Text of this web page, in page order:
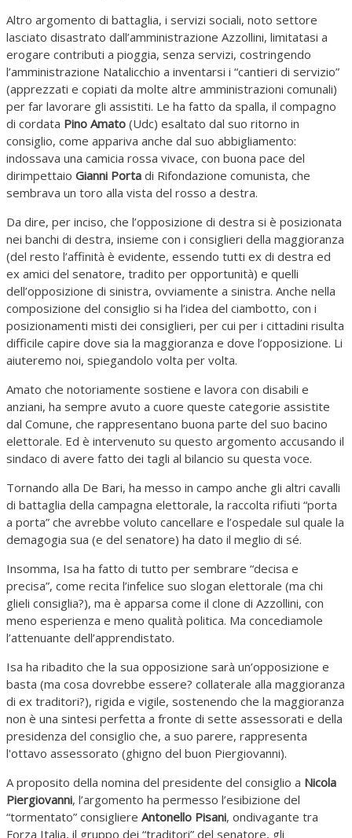
Altro argomento di battaglia, i servizi sociali, noto settore
lasciato disastrato dall’amministrazione Azzollini, limitatasi a
erogare contributi a pioggia, senza servizi, costringendo
l’amministrazione Natalicchio a inventarsi i “cantieri di servizio”
(apprezzati e copiati da molte altre amministrazioni comunali)
per far lavorare gli assistiti. Le ha fatto da spalla, il compagno
di cordata Pino Amato (Udc) esaltato dal suo ritorno in
consiglio, come appariva anche dal suo abbigliamento:
indossava una camicia rossa vivace, con buona pace del
dirimpettaio Gianni Porta di Rifondazione comunista, che
sembrava un toro alla vista del rosso a destra.
Da dire, per inciso, che l’opposizione di destra si è posizionata
nei banchi di destra, insieme con i consiglieri della maggioranza
(del resto l’affinità è evidente, essendo tutti ex di destra ed
ex amici del senatore, tradito per opportunità) e quelli
dell’opposizione di sinistra, ovviamente a sinistra. Anche nella
composizione del consiglio si ha l’idea del ciambotto, con i
posizionamenti misti dei consiglieri, per cui per i cittadini risulta
difficile capire dove sia la maggioranza e dove l’opposizione. Li
aiuteremo noi, spiegandolo volta per volta.
Amato che notoriamente sostiene e lavora con disabili e
anziani, ha sempre avuto a cuore queste categorie assistite
dal Comune, che rappresentano buona parte del suo bacino
elettorale. Ed è intervenuto su questo argomento accusando il
sindaco di avere fatto dei tagli al bilancio su questa voce.
Tornando alla De Bari, ha messo in campo anche gli altri cavalli
di battaglia della campagna elettorale, la raccolta rifiuti “porta
a porta” che avrebbe voluto cancellare e l’ospedale sul quale la
demagogia sua (e del senatore) ha dato il meglio di sé.
Insomma, Isa ha fatto di tutto per sembrare “decisa e
precisa”, come recita l’infelice suo slogan elettorale (ma chi
glieli consiglia?), ma è apparsa come il clone di Azzollini, con
meno esperienza e meno qualità politica. Ma concediamole
l’attenuante dell’apprendistato.
Isa ha ribadito che la sua opposizione sarà un’opposizione e
basta (ma cosa dovrebbe essere? collaterale alla maggioranza
di ex traditori?), rigida e vigile, sostenendo che la maggioranza
non è una sintesi perfetta a fronte di sette assessorati e della
presidenza del consiglio che, a suo parere, rappresenta
l'ottavo assessorato (ghigno del buon Piergiovanni).
A proposito della nomina del presidente del consiglio a Nicola
Piergiovanni, l’argomento ha permesso l’esibizione del
“tormentato” consigliere Antonello Pisani, ondivagante tra
Forza Italia, il gruppo dei “traditori” del senatore, gli